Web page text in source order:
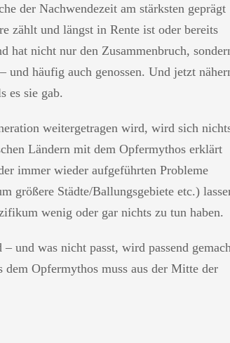
der Nachwendezeit am stärksten geprägt
zählt und längst in Rente ist oder bereits
hat nicht nur den Zusammenbruch,
und häufig auch genossen. Und jetzt
es sie gab.
weitergetragen wird, wird sich
Ländern mit dem Opfermythos erklärt
immer wieder aufgeführten Probleme
größere Städte/Ballungsgebiete etc.)
wenig oder gar nichts zu tun haben.
und was nicht passt, wird passend
Opfermythos muss aus der Mitte der